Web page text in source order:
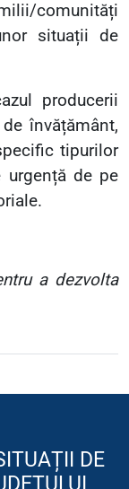
comunități
situații de
producerii
învățământ,
tipurilor
urgență de pe
a dezvolta
DE